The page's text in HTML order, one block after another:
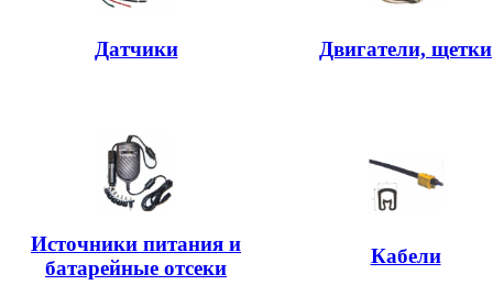
Датчики Двигатели, щетки
Источники питания и
батарейные отсеки
Кабели